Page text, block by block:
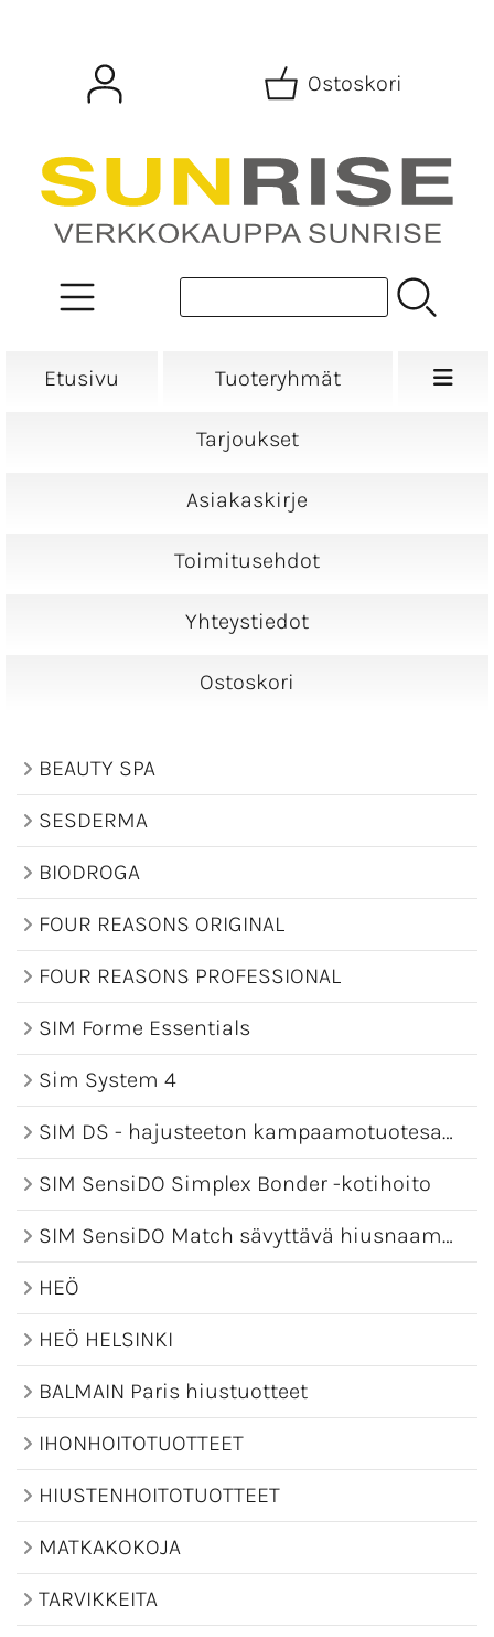
Ostoskori
Etusivu Tuoteryhmät
Tarjoukset
Asiakaskirje
Toimitusehdot
Yhteystiedot
Ostoskori
BEAUTY SPA
SESDERMA
BIODROGA
FOUR REASONS ORIGINAL
FOUR REASONS PROFESSIONAL
SIM Forme Essentials
Sim System 4
SIM DS - hajusteeton kampaamotuotesarja
SIM SensiDO Simplex Bonder -kotihoito
SIM SensiDO Match sävyttävä hiusnaamio
HEÖ
HEÖ HELSINKI
BALMAIN Paris hiustuotteet
IHONHOITOTUOTTEET
HIUSTENHOITOTUOTTEET
MATKAKOKOJA
TARVIKKEITA